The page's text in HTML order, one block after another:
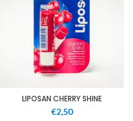
LIPOSAN CHERRY SHINE
€2,50